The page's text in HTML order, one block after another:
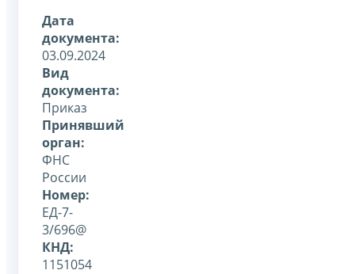
Дата
документа:
03.09.2024
Вид
документа:
Приказ
Принявший
орган:
ФНС
России
Номер:
ЕД-7-
3/696@
КНД:
1151054